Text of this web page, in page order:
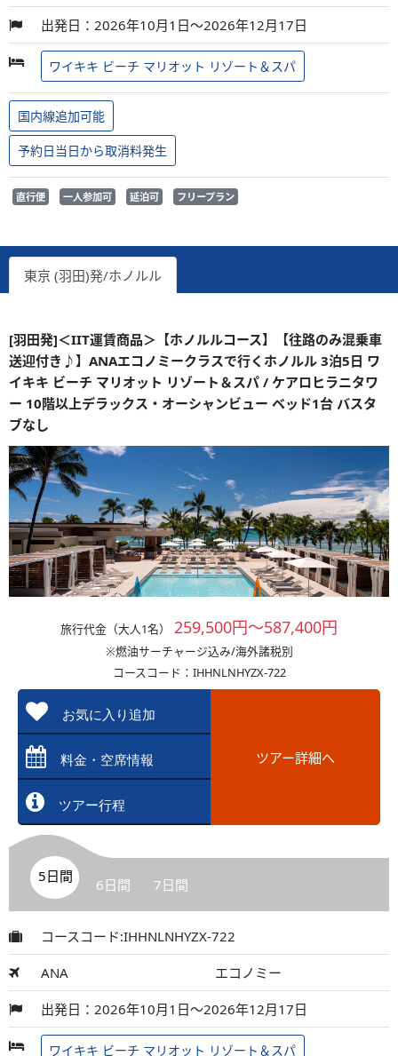
出発日：2026年10月1日～2026年12月17日
ワイキキ ビーチ マリオット リゾート＆スパ
国内線追加可能
予約日当日から取消料発生
直行便 一人参加可 延泊可 フリープラン
東京 (羽田)発/ホノルル
[羽田発]＜IIT運賃商品＞【ホノルルコース】【往路のみ混乗車
送迎付き♪】ANAエコノミークラスで行くホノルル 3泊5日 ワ
イキキ ビーチ マリオット リゾート＆スパ / ケアロヒラニタワ
ー 10階以上デラックス・オーシャンビュー ベッド1台 バスタ
ブなし
旅行代金（大人1名） 259,500円～587,400円
※燃油サーチャージ込み/海外諸税別
コースコード：IHHNLNHYZX-722
お気に入り追加
料金・空席情報
ツアー行程
ツアー詳細へ
5日間 6日間 7日間
コースコード:IHHNLNHYZX-722
ANA エコノミー
出発日：2026年10月1日～2026年12月17日
ワイキキ ビーチ マリオット リゾート＆スパ